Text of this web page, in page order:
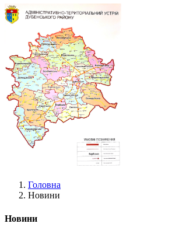
Головна
Новини
Новини